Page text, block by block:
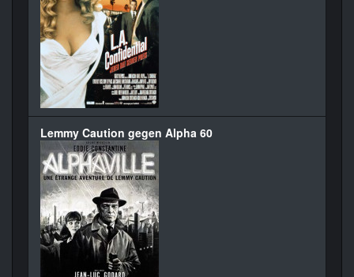
Lemmy Caution gegen Alpha 60